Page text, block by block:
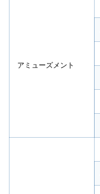
アミューズメント